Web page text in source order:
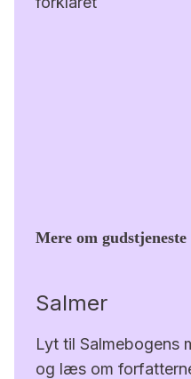
Mere om gudstjeneste
Salmer
Lyt til Salmebogens
og læs om